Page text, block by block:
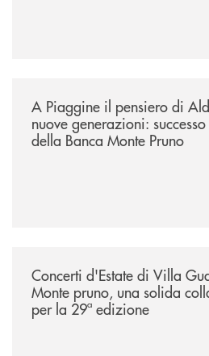
A Piaggine il pensiero di
nuove generazioni:
della Banca Monte Pruno
Concerti d'Estate di Villa
Monte pruno, una solida
per la 29ª edizione